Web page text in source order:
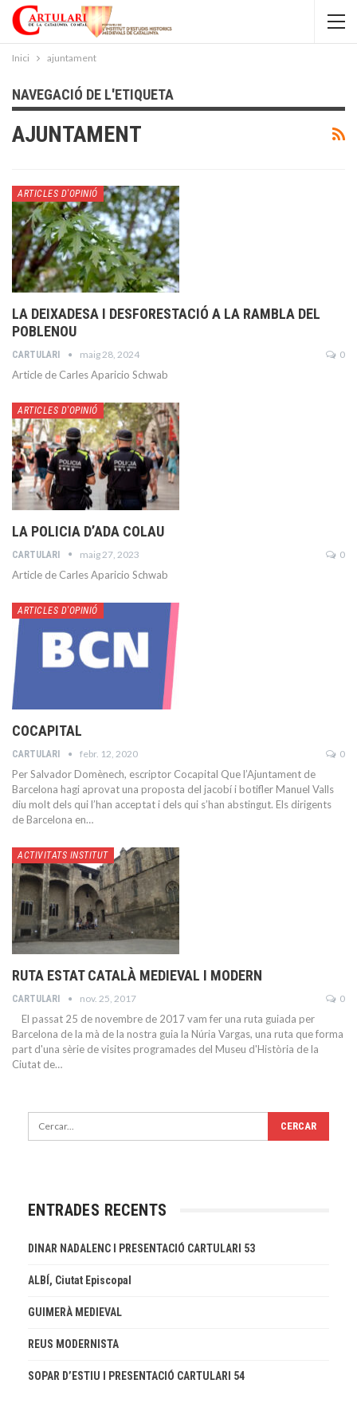
Inici ajuntament
NAVEGACIÓ DE L'ETIQUETA
AJUNTAMENT
ARTICLES D'OPINIÓ
LA DEIXADESA I DESFORESTACIÓ A LA RAMBLA DEL
POBLENOU
CARTULARI maig 28, 2024 0
Article de Carles Aparicio Schwab
ARTICLES D'OPINIÓ
LA POLICIA D’ADA COLAU
CARTULARI maig 27, 2023 0
Article de Carles Aparicio Schwab
ARTICLES D'OPINIÓ
COCAPITAL
CARTULARI febr. 12, 2020 0
Per Salvador Domènech, escriptor Cocapital Que l’Ajuntament de
Barcelona hagi aprovat una proposta del jacobí i botifler Manuel Valls
diu molt dels qui l’han acceptat i dels qui s’han abstingut. Els dirigents
de Barcelona en…
ACTIVITATS INSTITUT
RUTA ESTAT CATALÀ MEDIEVAL I MODERN
CARTULARI nov. 25, 2017 0
El passat 25 de novembre de 2017 vam fer una ruta guiada per
Barcelona de la mà de la nostra guia la Núria Vargas, una ruta que forma
part d'una sèrie de visites programades del Museu d'Història de la
Ciutat de…
ENTRADES RECENTS
DINAR NADALENC I PRESENTACIÓ CARTULARI 53
ALBÍ, Ciutat Episcopal
GUIMERÀ MEDIEVAL
REUS MODERNISTA
SOPAR D’ESTIU I PRESENTACIÓ CARTULARI 54